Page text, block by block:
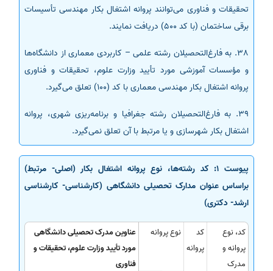
تحقیقات و فناوری می‌توانند پروانه اشتغال بکار مهندسی تأسیسات
برقی ساختمان (با کد 500) دریافت نمایند.
38. به فارغ‌التحصیلان رشته علمی – کاربردی معماری از دانشگاه‌ها
و مؤسسات آموزشی مورد تأیید وزارت علوم، تحقیقات و فناوری
پروانه اشتغال بکار مهندسی معماری با کد (100) تعلق می‌گیرد.
39. به فارغ‌التحصیلان رشته جغرافیا و برنامه‌ریزی شهری، پروانه
اشتغال بکار شهرسازی و یا مرتبط با آن تعلق نمی‌گیرد.
پیوست 1: کد رشته‌ها، نوع پروانه اشتغال بکار (اصلی- مرتبط)
براساس عنوان مدارک تحصیلی دانشگاهی (کارشناسی- کارشناسی
ارشد- دکتری)
کد، نوع
پروانه و
مدرک
کد
پروانه
نوع پروانه
عناوین مدرک تحصیلی دانشگاهی
مورد تأیید وزارت علوم، تحقیقات و
فناوری